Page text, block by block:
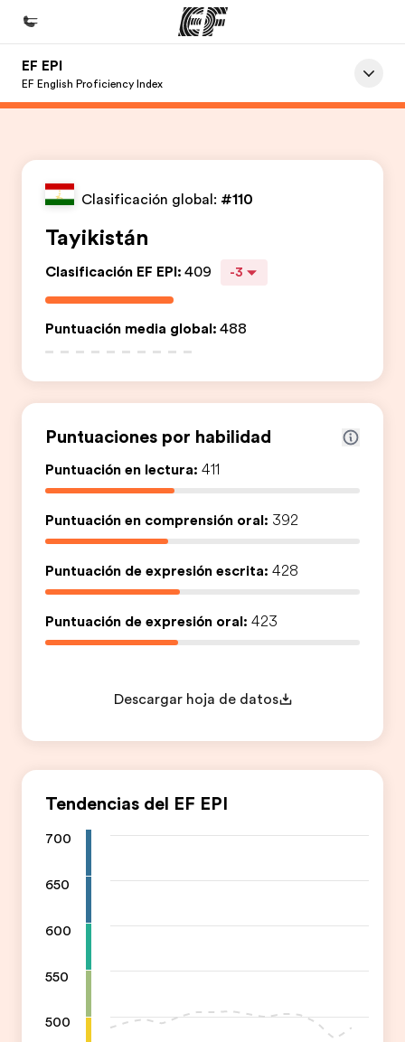
Inicio
Encuentra una oficina
Sobre nosotros
Trabajos
Únete al equipo
EF EPI
EF English Proficiency Index
Clasificación global: #110
Tayikistán
Clasificación EF EPI: 409 -3
Puntuación media global: 488
Puntuaciones por habilidad
Puntuación en lectura: 411
Puntuación en comprensión oral: 392
Puntuación de expresión escrita: 428
Puntuación de expresión oral: 423
Descargar hoja de datos
Tendencias del EF EPI
700
650
600
550
500